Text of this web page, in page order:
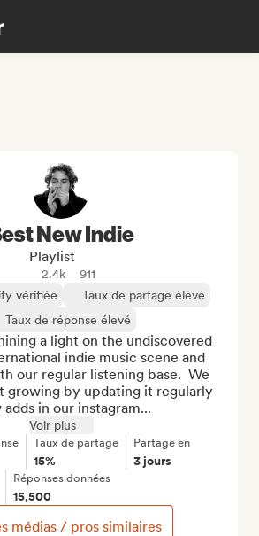
New Indie
Playlist
2.4k
911
vérifiée
Taux de partage élevé
Taux de réponse élevé
a light on the undiscovered
indie music scene and
our regular listening base.  We
growing by updating it regularly
in our instagram...
Voir plus
Taux de partage
15%
Partage en
3 jours
Réponses données
15,500
médias / pros similaires